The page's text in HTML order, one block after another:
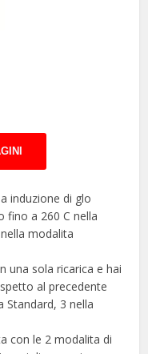
induzione di glo
fino a 260 C nella
modalita
una sola ricarica e hai
al precedente
Standard, 3 nella
con le 2 modalita di